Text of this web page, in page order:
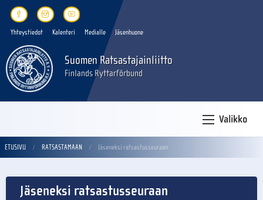
Yhteystiedot Kalenteri Medialle Jäsenhuone
Suomen Ratsastajainliitto
Finlands Ryttarförbund
Valikko
ETUSIVU RATSASTAMAAN Jäseneksi ratsastusseuraan
Jäseneksi ratsastusseuraan